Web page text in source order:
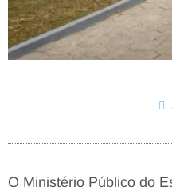
O Ministério Público do